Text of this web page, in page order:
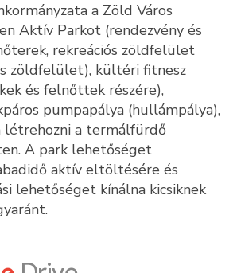
a Zöld Város
Aktív Parkot (rendezvény és
rekreációs zöldfelület
zöldfelület), kültéri fitnesz
és felnőttek részére),
pumpapálya (hullámpálya),
létrehozni a termálfürdő
A park lehetőséget
aktív eltöltésére és
lehetőséget kínálna kicsiknek